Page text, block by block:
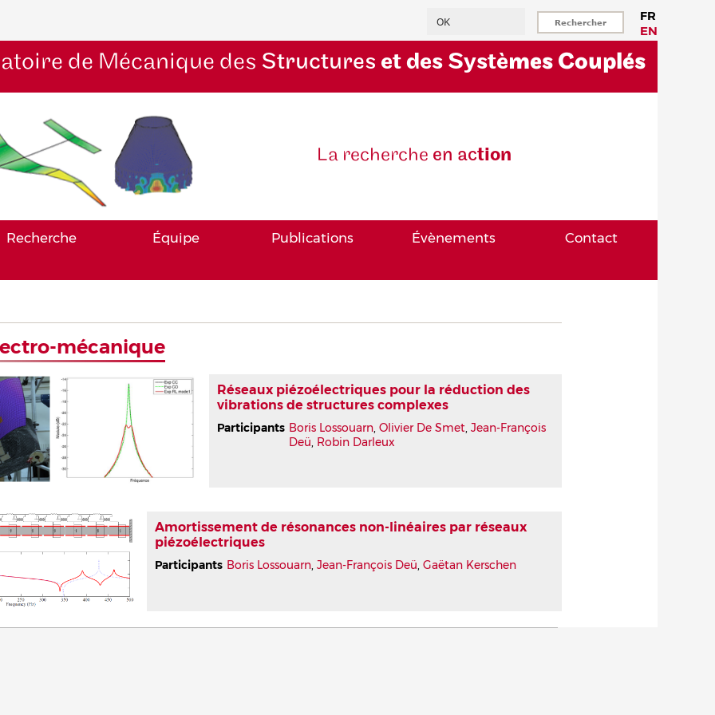
FR
EN
de Mécanique des Structures et des Systèmes Couplés
La recherche en action
Recherche Équipe Publications Évènements Contact
mécanique
Réseaux piézoélectriques pour la réduction des
vibrations de structures complexes
Participants Boris Lossouarn, Olivier De Smet, Jean-François
Deü, Robin Darleux
Amortissement de résonances non-linéaires par réseaux
piézoélectriques
Participants Boris Lossouarn, Jean-François Deü, Gaëtan Kerschen